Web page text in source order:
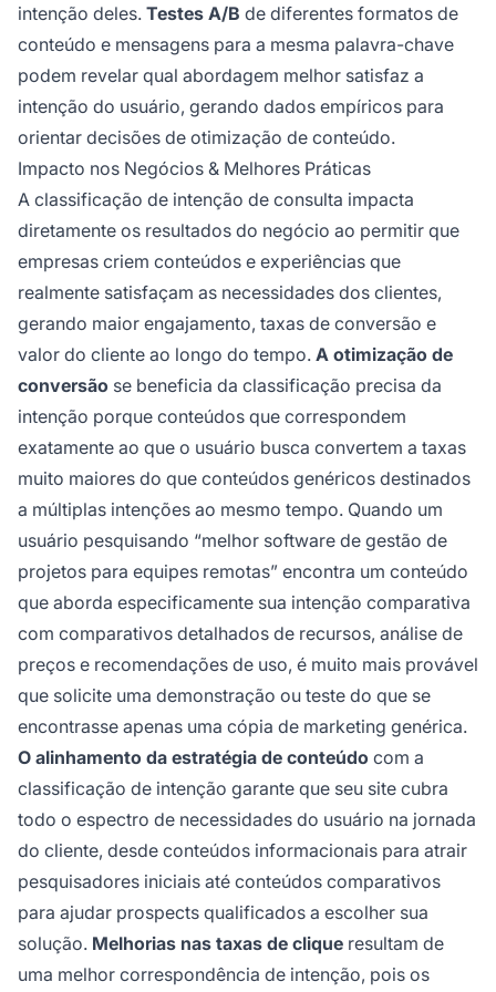
intenção deles. Testes A/B de diferentes formatos de
conteúdo e mensagens para a mesma palavra-chave
podem revelar qual abordagem melhor satisfaz a
intenção do usuário, gerando dados empíricos para
orientar decisões de otimização de conteúdo.
Impacto nos Negócios & Melhores Práticas
A classificação de intenção de consulta impacta
diretamente os resultados do negócio ao permitir que
empresas criem conteúdos e experiências que
realmente satisfaçam as necessidades dos clientes,
gerando maior engajamento, taxas de conversão e
valor do cliente ao longo do tempo. A otimização de
conversão se beneficia da classificação precisa da
intenção porque conteúdos que correspondem
exatamente ao que o usuário busca convertem a taxas
muito maiores do que conteúdos genéricos destinados
a múltiplas intenções ao mesmo tempo. Quando um
usuário pesquisando “melhor software de gestão de
projetos para equipes remotas” encontra um conteúdo
que aborda especificamente sua intenção comparativa
com comparativos detalhados de recursos, análise de
preços e recomendações de uso, é muito mais provável
que solicite uma demonstração ou teste do que se
encontrasse apenas uma cópia de marketing genérica.
O alinhamento da estratégia de conteúdo com a
classificação de intenção garante que seu site cubra
todo o espectro de necessidades do usuário na jornada
do cliente, desde conteúdos informacionais para atrair
pesquisadores iniciais até conteúdos comparativos
para ajudar prospects qualificados a escolher sua
solução. Melhorias nas taxas de clique resultam de
uma melhor correspondência de intenção, pois os